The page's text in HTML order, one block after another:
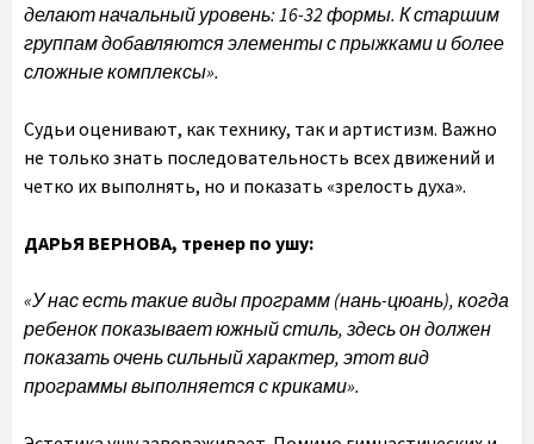
делают начальный уровень: 16-32 формы. К старшим
группам добавляются элементы с прыжками и более
сложные комплексы».
Судьи оценивают, как технику, так и артистизм. Важно
не только знать последовательность всех движений и
четко их выполнять, но и показать «зрелость духа».
ДАРЬЯ ВЕРНОВА, тренер по ушу:
«У нас есть такие виды программ (нань-цюань), когда
ребенок показывает южный стиль, здесь он должен
показать очень сильный характер, этот вид
программы выполняется с криками».